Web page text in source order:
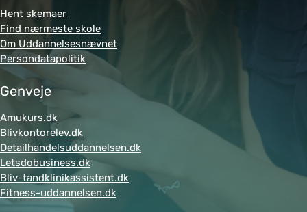
Hent skemaer
Find nærmeste skole
Om Uddannelsesnævnet
Persondatapolitik
Genveje
Amukurs.dk
Blivkontorelev.dk
Detailhandelsuddannelsen.dk
Letsdobusiness.dk
Bliv-tandklinikassistent.dk
Fitness-uddannelsen.dk